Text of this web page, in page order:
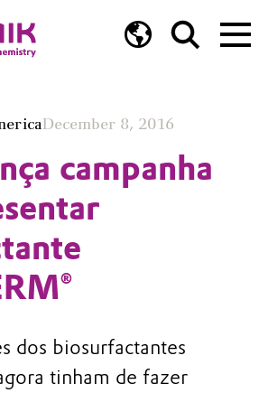
December 8, 2016
campanha
dos biosurfactantes
tinham de fazer